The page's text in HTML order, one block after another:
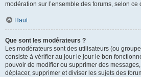
modération sur l’ensemble des forums, selon
Haut
Que sont les modérateurs ?
Les modérateurs sont des utilisateurs (ou
consiste à vérifier au jour le jour le bon
pouvoir de modifier ou supprimer des
déplacer, supprimer et diviser les sujets des